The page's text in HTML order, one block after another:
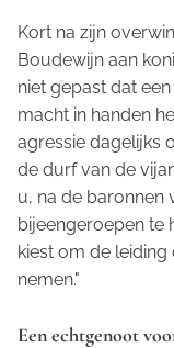
Kort na zijn
Boudewijn aan
niet gepast dat
macht in handen
agressie dagelijks
de durf van de
u, na de baronnen
bijeengeroepen te
kiest om de leiding
nemen."
Een echtgenoot